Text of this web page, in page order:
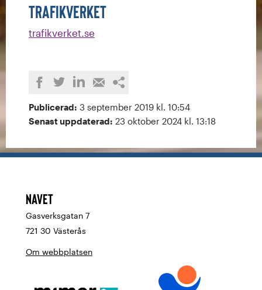
Trafikverket
trafikverket.se
Dela
Facebook
Dela
Twitter
Dela
LinkedIn
Dela
e-
post
Kopiera
Publicerad: 3 september 2019 kl. 10:54
Senast uppdaterad: 23 oktober 2024 kl. 13:18
Navet
Gasverksgatan 7
721 30 Västerås
Om webbplatsen